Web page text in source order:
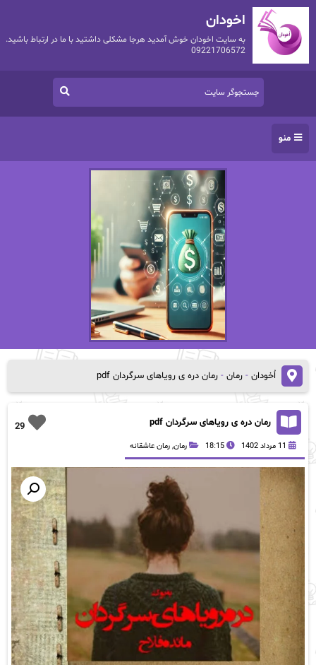
اخودان
به سایت اخودان خوش آمدید هرجا مشکلی داشتید با ما در ارتباط باشید.
09221706572
منو
اُخودان- رمان- رمان دره ی رویاهای سرگردان pdf
29 رمان دره ی رویاهای سرگردان pdf
11 مرداد 1402 18:15 رمان, رمان عاشقانه